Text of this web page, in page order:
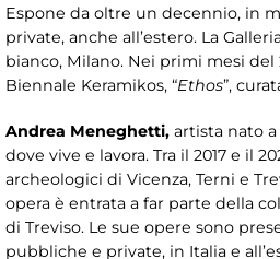
Espone da oltre un decennio, in
private, anche all’estero. La
bianco, Milano. Nei primi mesi del
Biennale Keramikos, “Ethos”,
Andrea Meneghetti, artista nato a
dove vive e lavora. Tra il 2017 e il
archeologici di Vicenza, Terni e
opera è entrata a far parte della
di Treviso. Le sue opere sono
pubbliche e private, in Italia e